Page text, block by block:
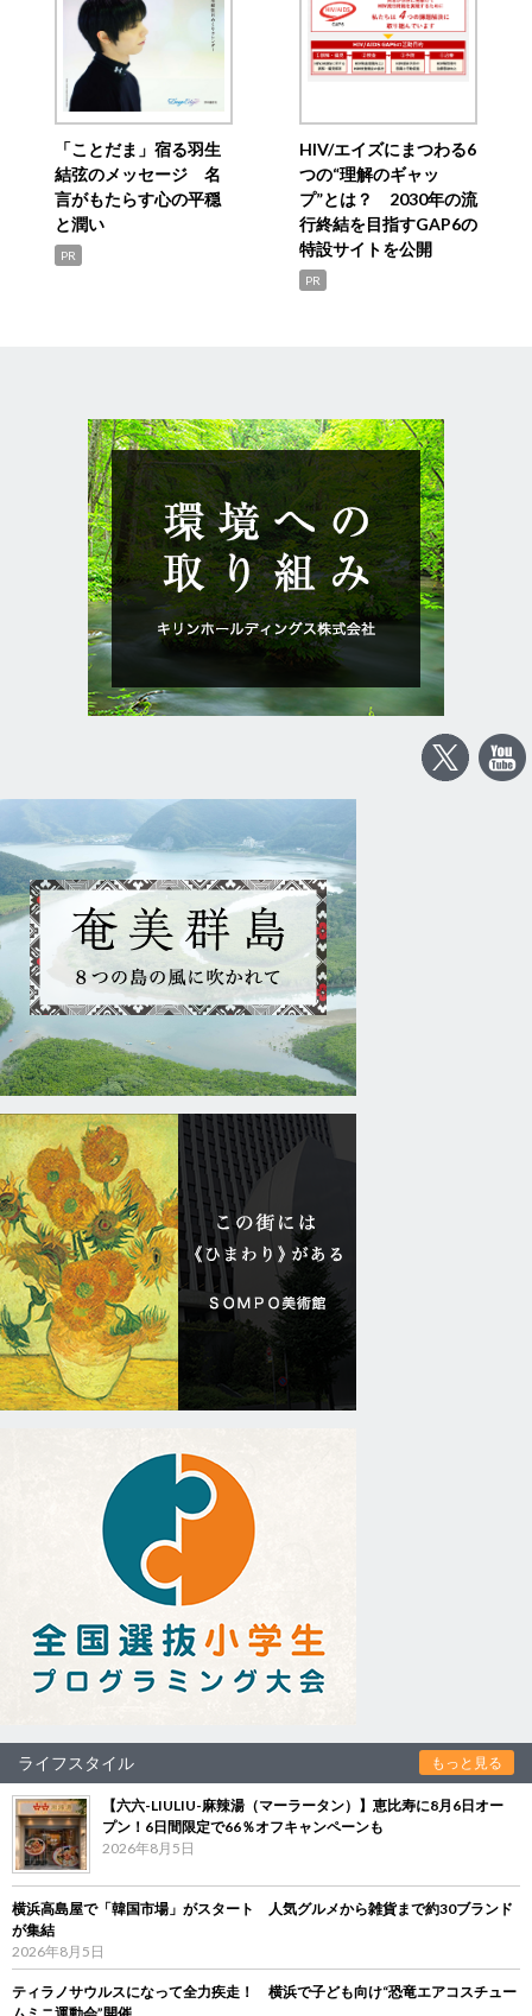
「ことだま」宿る羽生
結弦のメッセージ 名
言がもたらす心の平穏
と潤い
PR
HIV/エイズにまつわる6
つの“理解のギャッ
プ”とは？ 2030年の流
行終結を目指すGAP6の
特設サイトを公開
PR
ライフスタイル もっと見る
【六六-LIULIU-麻辣湯（マーラータン）】恵比寿に8月6日オー
プン！6日間限定で66％オフキャンペーンも
2026年8月5日
横浜高島屋で「韓国市場」がスタート 人気グルメから雑貨まで約30ブランド
が集結
2026年8月5日
ティラノサウルスになって全力疾走！ 横浜で子ども向け“恐竜エアコスチュー